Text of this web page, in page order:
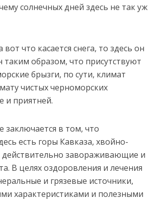
солнечных дней здесь не так уж
что касается снега, то здесь он
таким образом, что присутствуют
брызги, по сути, климат
чистых черноморских
и приятней.
в том, что
есть горы Кавказа, хвойно-
действительно завораживающие и
В целях оздоровления и лечения
и грязевые источники,
характеристиками и полезными